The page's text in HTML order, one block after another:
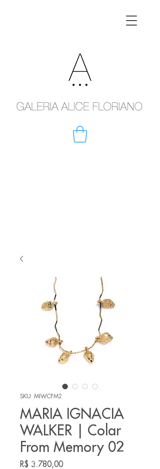
SKU: MIWCFM2
MARIA IGNACIA
WALKER | Colar
From Memory 02
R$ 3.780,00Preço